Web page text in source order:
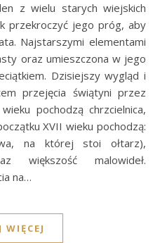
z wielu starych wiejskich
przekroczyć jego próg, aby
Najstarszymi elementami
oraz umieszczona w jego
Dzisiejszy wygląd i
przejęcia świątyni przez
pochodzą chrzcielnica,
XVII wieku pochodzą:
na której stoi ołtarz),
większość malowideł.
na…
WIĘCEJ